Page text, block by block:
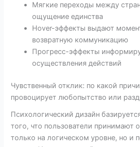
Мягкие переходы между
ощущение единства
Hover-эффекты выдают
возвратную коммуникацию
Прогресс-эффекты
осуществления действий
Чувственный отклик: по какой
провоцирует любопытство или
Психологический дизайн
того, что пользователи принимают
только на логическом уровне, но и